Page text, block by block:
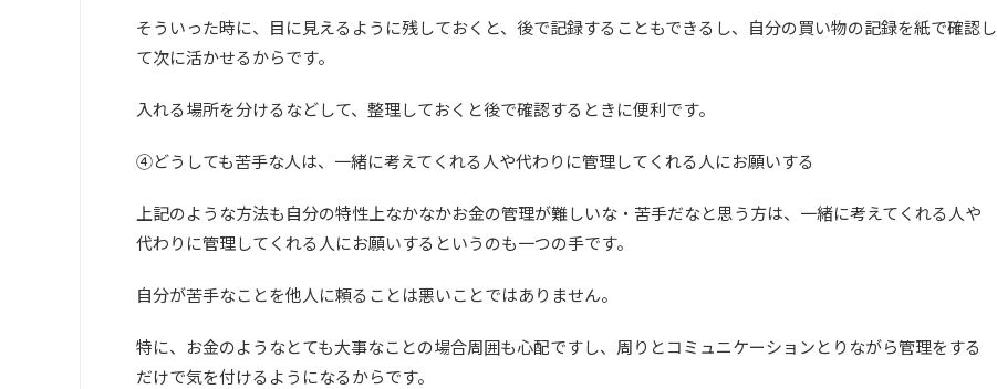
そういった時に、目に見えるように残しておくと、後で記録することもできるし、自分の買い物の記録を紙で確認し
て次に活かせるからです。
入れる場所を分けるなどして、整理しておくと後で確認するときに便利です。
④どうしても苦手な人は、一緒に考えてくれる人や代わりに管理してくれる人にお願いする
上記のような方法も自分の特性上なかなかお金の管理が難しいな・苦手だなと思う方は、一緒に考えてくれる人や
代わりに管理してくれる人にお願いするというのも一つの手です。
自分が苦手なことを他人に頼ることは悪いことではありません。
特に、お金のようなとても大事なことの場合周囲も心配ですし、周りとコミュニケーションとりながら管理をする
だけで気を付けるようになるからです。